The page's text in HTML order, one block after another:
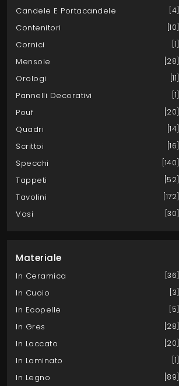
Candele E Portacandele 4
Contenitori 10
Cornici 1
Mensole 28
Orologi 11
Pannelli Decorativi 1
Pouf 20
Quadri 14
Scrittoi 16
Specchi 140
Tappeti 52
Tavolini 172
Vasi 30
Materiale
In Ceramica 36
In Cuoio 3
In Ecopelle 5
In Gres 28
In Laccato 20
In Laminato 1
In Legno 89